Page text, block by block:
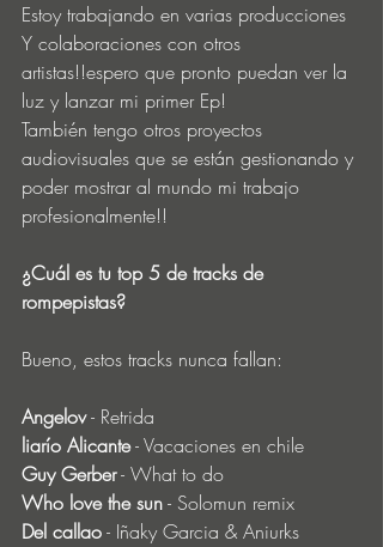
Estoy trabajando en varias producciones
Y colaboraciones con otros
artistas!!espero que pronto puedan ver la
luz y lanzar mi primer Ep!
También tengo otros proyectos
audiovisuales que se están gestionando y
poder mostrar al mundo mi trabajo
profesionalmente!!
¿Cuál es tu top 5 de tracks de
rompepistas?
Bueno, estos tracks nunca fallan:
Angelov - Retrida
liarío Alicante - Vacaciones en chile
Guy Gerber - What to do
Who love the sun - Solomun remix
Del callao - Iñaky Garcia & Aniurks